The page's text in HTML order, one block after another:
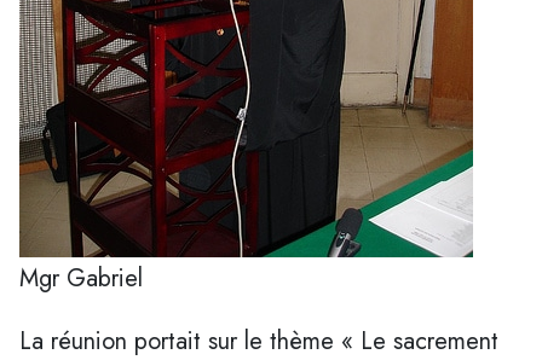
Mgr Gabriel
La réunion portait sur le thème « Le sacrement